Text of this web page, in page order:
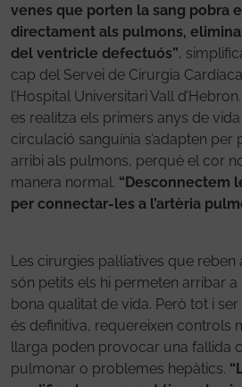
venes que porten la sang pobra
directament als pulmons,
del ventricle defectuós”,
cap del Servei de Cirurgia
l’Hospital Universitari Vall
es realitza els primers anys de
circulació sanguínia s’adapten
arribi als pulmons, perquè el cor
manera normal. “Desconnectem
per connectar-les a l’artèria
Les cirurgies pal·liatives que
són petits els hi permeten arribar a
bona qualitat de vida. Però tot i
és definitiva, requereixen controls
llarga poden provocar una fallida
pulmonar o problemes hepàtics.